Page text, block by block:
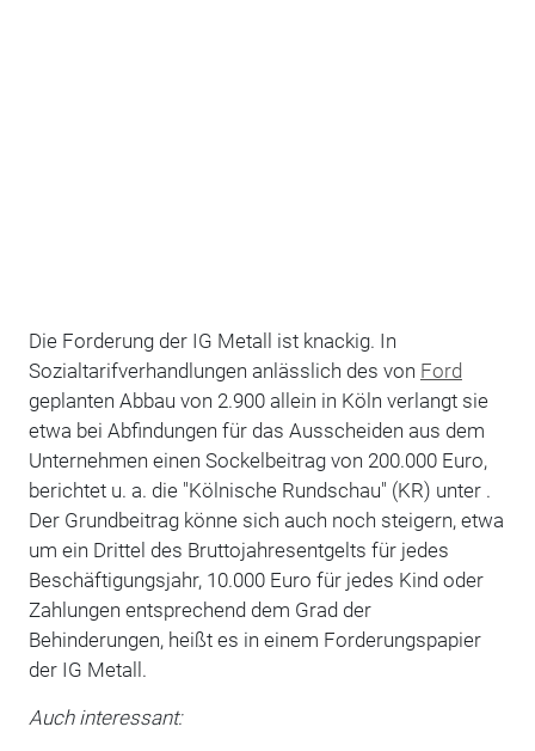
Die Forderung der IG Metall ist knackig. In
Sozialtarifverhandlungen anlässlich des von Ford
geplanten Abbau von 2.900 allein in Köln verlangt sie
etwa bei Abfindungen für das Ausscheiden aus dem
Unternehmen einen Sockelbeitrag von 200.000 Euro,
berichtet u. a. die "Kölnische Rundschau" (KR) unter .
Der Grundbeitrag könne sich auch noch steigern, etwa
um ein Drittel des Bruttojahresentgelts für jedes
Beschäftigungsjahr, 10.000 Euro für jedes Kind oder
Zahlungen entsprechend dem Grad der
Behinderungen, heißt es in einem Forderungspapier
der IG Metall.
Auch interessant: